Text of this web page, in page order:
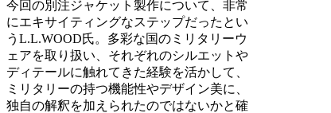
今回の別注ジャケット製作について、非常
にエキサイティングなステップだったとい
うL.L.WOOD氏。多彩な国のミリタリーウ
ェアを取り扱い、それぞれのシルエットや
ディテールに触れてきた経験を活かして、
ミリタリーの持つ機能性やデザイン美に、
独自の解釈を加えられたのではないかと確